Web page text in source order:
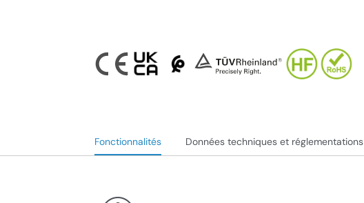
Fonctionnalités Données techniques et réglementations